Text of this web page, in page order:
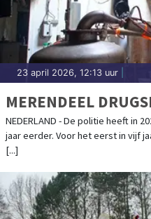
23 april 2026, 12:13 uur
MERENDEEL
NEDERLAND - De politie heeft in
jaar eerder. Voor het eerst in vijf
[...]